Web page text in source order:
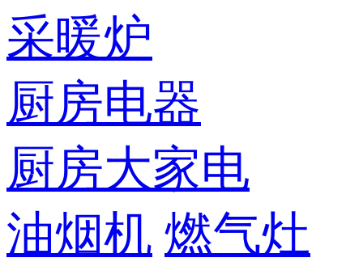
采暖炉
厨房电器
厨房大家电
油烟机 燃气灶